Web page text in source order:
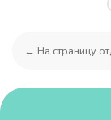
← На страницу